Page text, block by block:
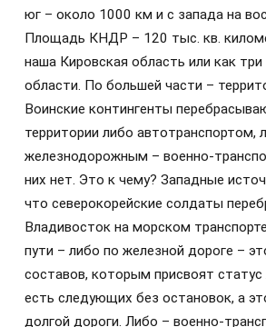
юг – около 1000 км и с запада на
Площадь КНДР – 120 тыс. кв.
наша Кировская область или как
области. По большей части –
Воинские контингенты
территории либо автотранспортом,
железнодорожным – военно-
них нет. Это к чему? Западные
что северокорейские солдаты
Владивосток на морском
пути – либо по железной дороге –
составов, которым присвоят статус
есть следующих без остановок, а
долгой дороги. Либо – военно-